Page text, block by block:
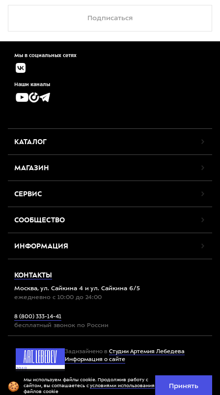
Подписаться
Мы в социальных сетях
Наши каналы
КАТАЛОГ
МАГАЗИН
СЕРВИС
СООБЩЕСТВО
ИНФОРМАЦИЯ
КОНТАКТЫ
Москва, ул. Сайкина 4 и ул. Сайкина 6/5
ежедневно с 10:00 до 24:00
8 (800) 333-14-41
бесплатный звонок по России
Задизайнено в Студии Артемия Лебедева
Информация о сайте
Все права защищены. 2012-2026 © Спорт-Марафон
Мы используем файлы cookie. Продолжив работу с
сайтом, вы соглашаетесь с условиями использования
файлов cookie
Принять